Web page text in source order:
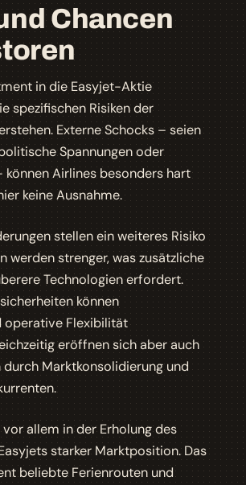
Chancen
in die Easyjet-Aktie
spezifischen Risiken der
Externe Schocks – seien
Spannungen oder
Airlines besonders hart
keine Ausnahme.
stellen ein weiteres Risiko
werden strenger, was zusätzliche
Technologien erfordert.
können
operative Flexibilität
eröffnen sich aber auch
Marktkonsolidierung und
allem in der Erholung des
starker Marktposition. Das
beliebte Ferienrouten und